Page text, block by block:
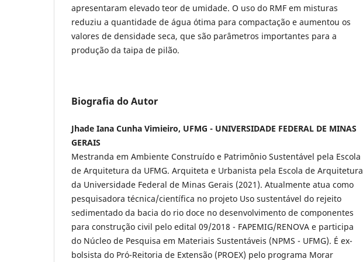
apresentaram elevado teor de umidade. O uso do RMF em misturas
reduziu a quantidade de água ótima para compactação e aumentou os
valores de densidade seca, que são parâmetros importantes para a
produção da taipa de pilão.
Biografia do Autor
Jhade Iana Cunha Vimieiro, UFMG - UNIVERSIDADE FEDERAL DE MINAS
GERAIS
Mestranda em Ambiente Construído e Patrimônio Sustentável pela Escola
de Arquitetura da UFMG. Arquiteta e Urbanista pela Escola de Arquitetura
da Universidade Federal de Minas Gerais (2021). Atualmente atua como
pesquisadora técnica/científica no projeto Uso sustentável do rejeito
sedimentado da bacia do rio doce no desenvolvimento de componentes
para construção civil pelo edital 09/2018 - FAPEMIG/RENOVA e participa
do Núcleo de Pesquisa em Materiais Sustentáveis (NPMS - UFMG). É ex-
bolsista do Pró-Reitoria de Extensão (PROEX) pelo programa Morar